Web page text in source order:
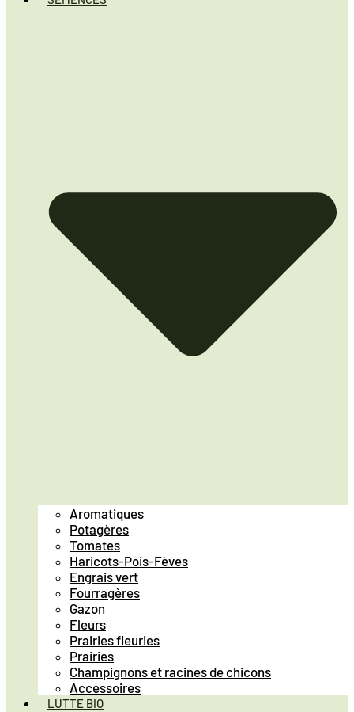
Aromatiques
Potagères
Tomates
Haricots-Pois-Fèves
Engrais vert
Fourragères
Gazon
Fleurs
Prairies fleuries
Prairies
Champignons et racines de chicons
Accessoires
LUTTE BIO